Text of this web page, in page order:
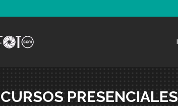
PRESENCIALES